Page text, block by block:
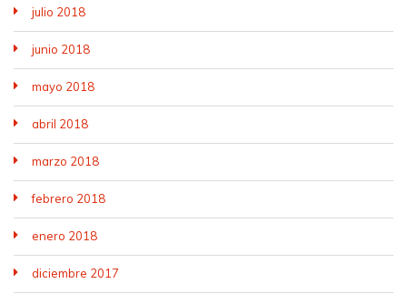
julio 2018
junio 2018
mayo 2018
abril 2018
marzo 2018
febrero 2018
enero 2018
diciembre 2017